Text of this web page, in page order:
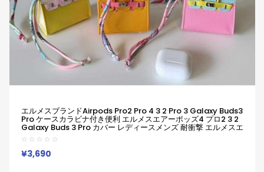
エルメスブランドairpods Pro2 Pro 4 3 2 Pro 3 Galaxy Buds3
Pro ケースカラビナ付き便利 エルメスエアーポッズ4 プロ2 3 2
Galaxy Buds 3 Pro カバー レディースメンズ 耐衝撃 エルメスエ
アーポッズ プロ 2 Airpods 2 3 4 Pro2 Galaxy Buds 2 Buds 2
Pro Galaxy Buds Liveケース
¥3,690